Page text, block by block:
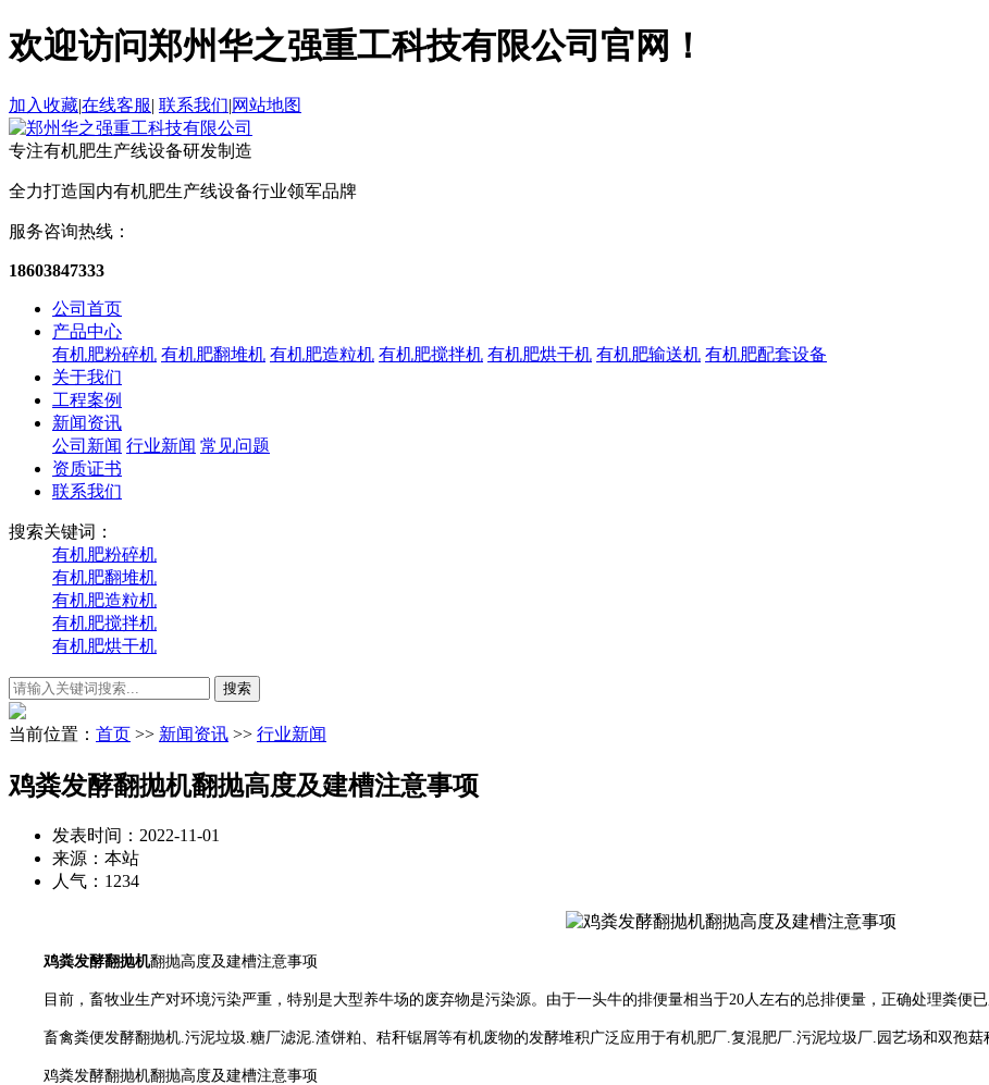
欢迎访问郑州华之强重工科技有限公司官网！
加入收藏|在线客服| 联系我们|网站地图
专注有机肥生产线设备研发制造
全力打造国内有机肥生产线设备行业领军品牌
服务咨询热线：
18603847333
公司首页
产品中心
有机肥粉碎机 有机肥翻堆机 有机肥造粒机 有机肥搅拌机 有机肥烘干机 有机肥输送机 有机肥配套设备
关于我们
工程案例
新闻资讯
公司新闻 行业新闻 常见问题
资质证书
联系我们
搜索关键词：
有机肥粉碎机
有机肥翻堆机
有机肥造粒机
有机肥搅拌机
有机肥烘干机
当前位置： 首页 >> 新闻资讯 >> 行业新闻
鸡粪发酵翻抛机翻抛高度及建槽注意事项
发表时间：2022-11-01
来源：本站
人气：1234
鸡粪发酵翻抛机翻抛高度及建槽注意事项
目前，畜牧业生产对环境污染严重，特别是大型养牛场的废弃物是污染源。由于一头牛的排便量相当于20人左右的总排便量，正确处理粪便已
畜禽粪便发酵翻抛机.污泥垃圾.糖厂滤泥.渣饼粕、秸秆锯屑等有机废物的发酵堆积广泛应用于有机肥厂.复混肥厂.污泥垃圾厂.园艺场和双孢菇
鸡粪发酵翻抛机翻抛高度及建槽注意事项